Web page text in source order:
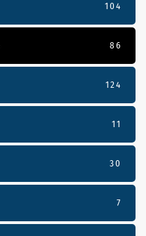
104
86
124
11
30
7